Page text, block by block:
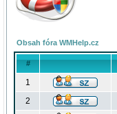
Obsah fóra WMHelp.cz
#
1
2